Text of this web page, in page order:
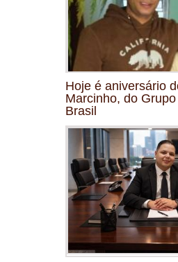
Hoje é aniversário
Marcinho, do
Brasil